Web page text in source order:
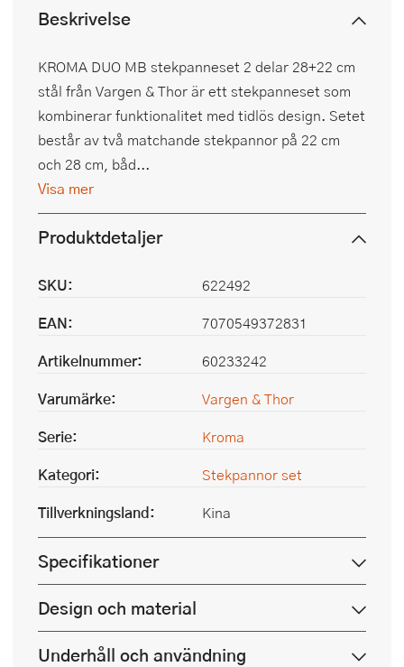
Beskrivelse
KROMA DUO MB stekpanneset 2 delar 28+22 cm
stål från Vargen & Thor är ett stekpanneset som
kombinerar funktionalitet med tidlös design. Setet
består av två matchande stekpannor på 22 cm
och 28 cm, båd...
Visa mer
Produktdetaljer
SKU:
622492
EAN:
7070549372831
Artikelnummer:
60233242
Varumärke:
Vargen & Thor
Serie:
Kroma
Kategori:
Stekpannor set
Tillverkningsland:
Kina
Specifikationer
Design och material
Underhåll och användning